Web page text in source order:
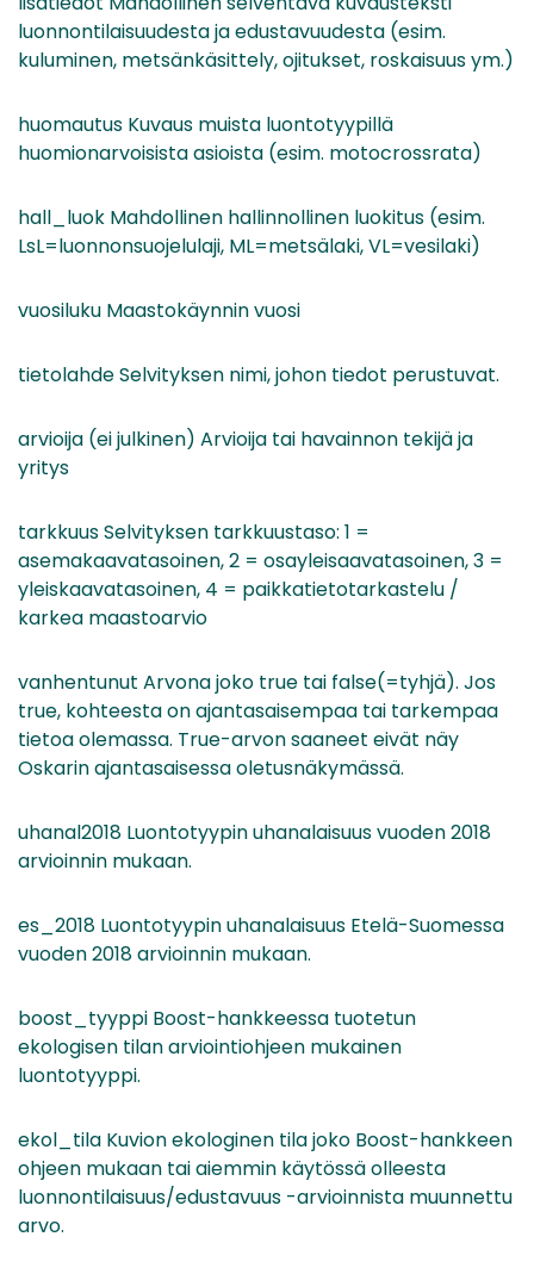
luonnontilaisuudesta ja edustavuudesta (esim.
kuluminen, metsänkäsittely, ojitukset, roskaisuus ym.)
huomautus Kuvaus muista luontotyypillä
huomionarvoisista asioista (esim. motocrossrata)
hall_luok Mahdollinen hallinnollinen luokitus (esim.
LsL=luonnonsuojelulaji, ML=metsälaki, VL=vesilaki)
vuosiluku Maastokäynnin vuosi
tietolahde Selvityksen nimi, johon tiedot perustuvat.
arvioija (ei julkinen) Arvioija tai havainnon tekijä ja
yritys
tarkkuus Selvityksen tarkkuustaso: 1 =
asemakaavatasoinen, 2 = osayleisaavatasoinen, 3 =
yleiskaavatasoinen, 4 = paikkatietotarkastelu /
karkea maastoarvio
vanhentunut Arvona joko true tai false(=tyhjä). Jos
true, kohteesta on ajantasaisempaa tai tarkempaa
tietoa olemassa. True-arvon saaneet eivät näy
Oskarin ajantasaisessa oletusnäkymässä.
uhanal2018 Luontotyypin uhanalaisuus vuoden 2018
arvioinnin mukaan.
es_2018 Luontotyypin uhanalaisuus Etelä-Suomessa
vuoden 2018 arvioinnin mukaan.
boost_tyyppi Boost-hankkeessa tuotetun
ekologisen tilan arviointiohjeen mukainen
luontotyyppi.
ekol_tila Kuvion ekologinen tila joko Boost-hankkeen
ohjeen mukaan tai aiemmin käytössä olleesta
luonnontilaisuus/edustavuus -arvioinnista muunnettu
arvo.